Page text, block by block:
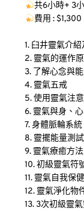
共6小時+ 3
費用 : $1,300
1. 臼井靈氣介
2. 靈氣的運作
3. 了解心念與
4. 靈氣五戒
5. 使用靈氣注
6. 靈氣與身、
7. 身體脈輪系統
8. 靈擺能量測試
9. 靈氣療癒方
10. 初級靈氣符
11. 靈氣自我保健
12. 靈氣淨化物
13. 3次初級靈